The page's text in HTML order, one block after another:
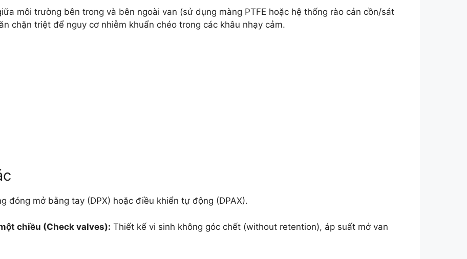
môi trường bên trong và bên ngoài van (sử dụng màng PTFE hoặc hệ thống rào cản cồn/sát
chặn triệt để nguy cơ nhiễm khuẩn chéo trong các khâu nhạy cảm.
đóng mở bằng tay (DPX) hoặc điều khiển tự động (DPAX).
chiều (Check valves): Thiết kế vi sinh không góc chết (without retention), áp suất mở van